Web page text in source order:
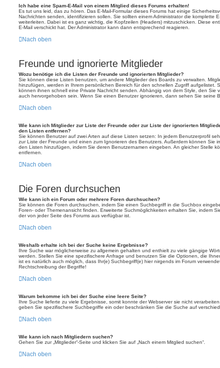
Ich habe eine Spam-E-Mail von einem Mitglied dieses Forums erhalten!
Es tut uns leid, das zu hören. Das E-Mail-Formular dieses Forums hat einige
Nachrichten senden, identifizieren sollen. Sie sollten einem Administrator die komplette
weiterleiten. Dabei ist es ganz wichtig, die Kopfzeilen (Headers) mitzuschicken. Diese
E-Mail verschickt hat. Der Administrator kann dann entsprechend reagieren.
Nach oben
Freunde und ignorierte Mitglieder
Wozu benötige ich die Listen der Freunde und ignorierten Mitglieder?
Sie können diese Listen benutzen, um andere Mitglieder des Boards zu verwalten.
hinzufügen, werden in Ihrem persönlichen Bereich für den schnellen Zugriff aufgelistet.
können ihnen schnell eine Private Nachricht senden. Abhängig von dem Style, den Sie
auch hervorgehoben sein. Wenn Sie einen Benutzer ignorieren, dann sehen Sie seine
Nach oben
Wie kann ich Mitglieder zur Liste der Freunde oder zur Liste der ignorierten
den Listen entfernen?
Sie können Benutzer auf zwei Arten auf diese Listen setzen: In jedem Benutzerprofil
zur Liste der Freunde und einen zum Ignorieren des Benutzers. Außerdem können Sie
den Listen hinzufügen, indem Sie deren Benutzernamen eingeben. An gleicher Stelle
entfernen.
Nach oben
Die Foren durchsuchen
Wie kann ich ein Forum oder mehrere Foren durchsuchen?
Sie können die Foren durchsuchen, indem Sie einen Suchbegriff in die Suchbox
Foren- oder Themenansicht finden. Erweiterte Suchmöglichkeiten erhalten Sie, indem
der von jeder Seite des Forums aus verfügbar ist.
Nach oben
Weshalb erhalte ich bei der Suche keine Ergebnisse?
Ihre Suche war möglicherweise zu allgemein gehalten und enthielt zu viele gängige
werden. Stellen Sie eine spezifischere Anfrage und benutzen Sie die Optionen, die
ist es natürlich auch möglich, dass Ihr(e) Suchbegriff(e) hier nirgends im Forum
Rechtschreibung der Begriffe!
Nach oben
Warum bekomme ich bei der Suche eine leere Seite?
Ihre Suche lieferte zu viele Ergebnisse, somit konnte der Webserver sie nicht
geben Sie spezifischere Suchbegriffe ein oder beschränken Sie die Suche auf
Nach oben
Wie kann ich nach Mitgliedern suchen?
Gehen Sie zur „Mitglieder“-Seite und klicken Sie auf „Nach einem Mitglied suchen“.
Nach oben